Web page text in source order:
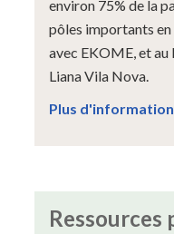
environ 75% de la
pôles importants
avec EKOME, et
Liana Vila Nova.
Plus
Ressources